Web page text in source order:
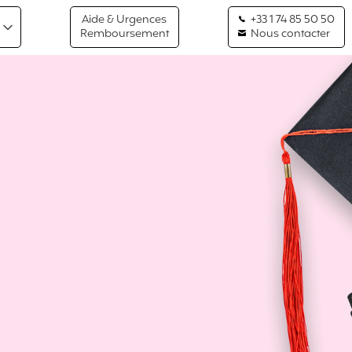
Aide & Urgences
Remboursement
+33 1 74 85 50 50
Nous contacter